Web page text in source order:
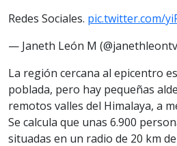
Redes Sociales. pic.twitter.com/
— Janeth León M
La región cercana al epicentro
poblada, pero hay pequeñas
remotos valles del Himalaya, a
Se calcula que unas 6.900
situadas en un radio de 20 km